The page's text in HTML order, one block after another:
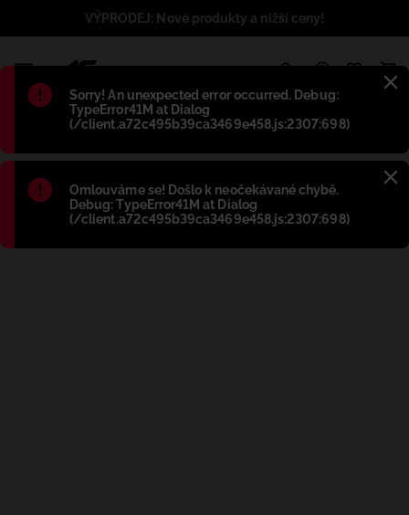
Błąd:
Sorry! An unexpected error occurred. Debug:
TypeError41M at Dialog
(/client.a72c495b39ca3469e458.js:2307:698)
Błąd:
Omlouváme se! Došlo k neočekávané chybě.
Debug: TypeError41M at Dialog
(/client.a72c495b39ca3469e458.js:2307:698)
VÝPRODEJ: Nové produkty a nižší ceny!